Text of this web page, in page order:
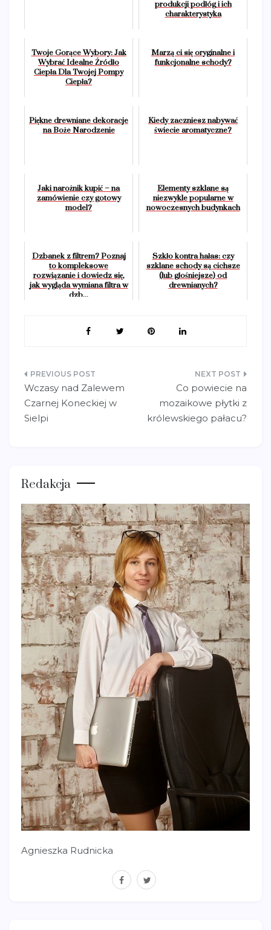
produkcji podłóg i ich
charakterystyka
Twoje Gorące Wybory: Jak
Wybrać Idealne Źródło
Ciepła Dla Twojej Pompy
Ciepła?
Marzą ci się oryginalne i
funkcjonalne schody?
Piękne drewniane dekoracje
na Boże Narodzenie
Kiedy zaczniesz nabywać
świecie aromatyczne?
Jaki narożnik kupić – na
zamówienie czy gotowy
model?
Elementy szklane są
niezwykle popularne w
nowoczesnych budynkach
Dzbanek z filtrem? Poznaj
to kompleksowe
rozwiązanie i dowiedz się,
jak wygląda wymiana filtra w
dzb...
Szkło kontra hałas: czy
szklane schody są cichsze
(lub głośniejsze) od
drewnianych?
Nawigacja
wpisu
Wczasy nad Zalewem
Czarnej Koneckiej w
Sielpi
Co powiecie na
mozaikowe płytki z
królewskiego pałacu?
Redakcja
Agnieszka Rudnicka
facebook
twitter